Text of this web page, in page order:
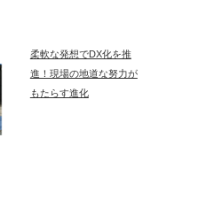
柔軟な発想でDX化を推
進！現場の地道な努力が
もたらす進化